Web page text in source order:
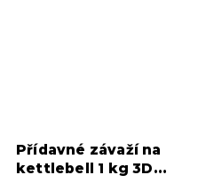
Přídavné závaží na
kettlebell 1 kg 3D